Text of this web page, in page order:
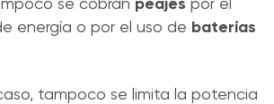
energía o por el uso de baterías
tampoco se limita la potencia